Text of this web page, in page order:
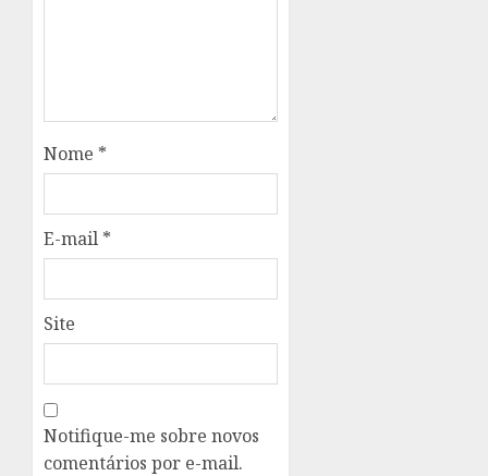
Nome *
E-mail *
Site
Notifique-me sobre novos
comentários por e-mail.